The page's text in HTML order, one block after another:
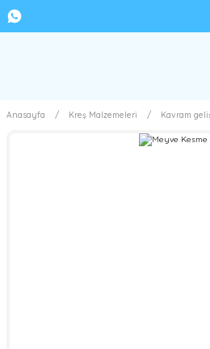
Anasayfa Kreş Malzemeleri Kavram